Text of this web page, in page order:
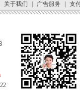
关于我们 广告服务 支